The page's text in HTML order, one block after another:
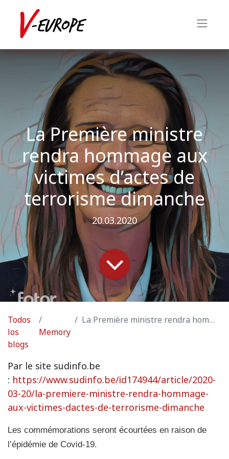
La Première ministre
rendra hommage aux
victimes d’actes de
terrorisme dimanche
20.03.2020
Todos
los
blogs
Memory
La Première ministre rendra hommage aux victimes d’actes de terrorisme dimanche
Par le site sudinfo.be
: https://www.sudinfo.be/id174944/article/2020-
03-20/la-premiere-ministre-rendra-hommage-
aux-victimes-dactes-de-terrorisme-dimanche
Les commémorations seront écourtées en raison de
l’épidémie de Covid-19.